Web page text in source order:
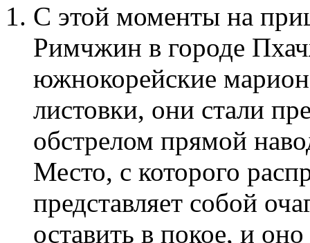
С этой моменты на
Римчжин в городе
южнокорейские
листовки, они стали
обстрелом прямой
Место, с которого
представляет собой
оставить в покое, и